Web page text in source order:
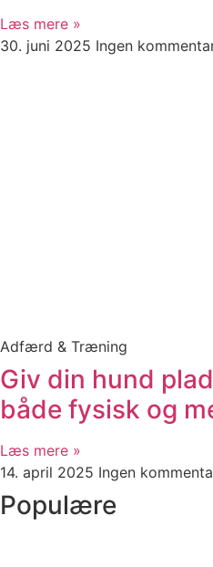
Læs mere »
30. juni 2025 Ingen
Adfærd & Træning
Giv din hund
både fysisk og
Læs mere »
14. april 2025 Ingen
Populære